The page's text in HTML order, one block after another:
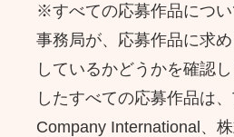
※すべての応募作品につ
事務局が、応募作品に求
しているかどうかを確認
したすべての応募作品は
Company International、